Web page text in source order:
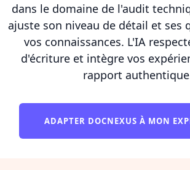
dans le domaine de l'audit
ajuste son niveau de détail et ses
vos connaissances. L'IA
d'écriture et intègre vos
rapport
ADAPTER DOCNEXUS À MON